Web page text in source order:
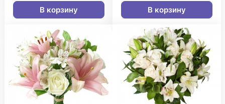
В корзину В корзину